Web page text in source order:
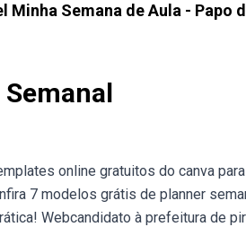
Minha Semana de Aula - Papo
online gratuitos do canva
7 modelos grátis de planner
Webcandidato à prefeitura de